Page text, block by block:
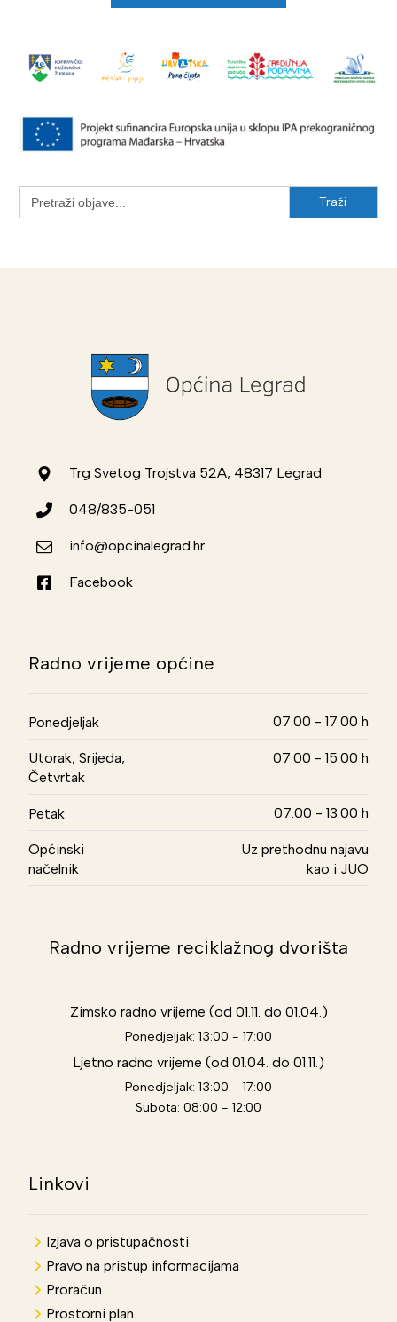
Search
for:
Trg Svetog Trojstva 52A, 48317 Legrad
048/835-051
info@opcinalegrad.hr
Facebook
Radno vrijeme općine
Ponedjeljak 07.00 - 17.00 h
Utorak, Srijeda,
Četvrtak
07.00 - 15.00 h
Petak 07.00 - 13.00 h
Općinski
načelnik
Uz prethodnu najavu
kao i JUO
Radno vrijeme reciklažnog dvorišta
Zimsko radno vrijeme (od 01.11. do 01.04.)
Ponedjeljak: 13:00 - 17:00
Ljetno radno vrijeme (od 01.04. do 01.11.)
Ponedjeljak: 13:00 - 17:00
Subota: 08:00 - 12:00
Linkovi
Izjava o pristupačnosti
Pravo na pristup informacijama
Proračun
Prostorni plan